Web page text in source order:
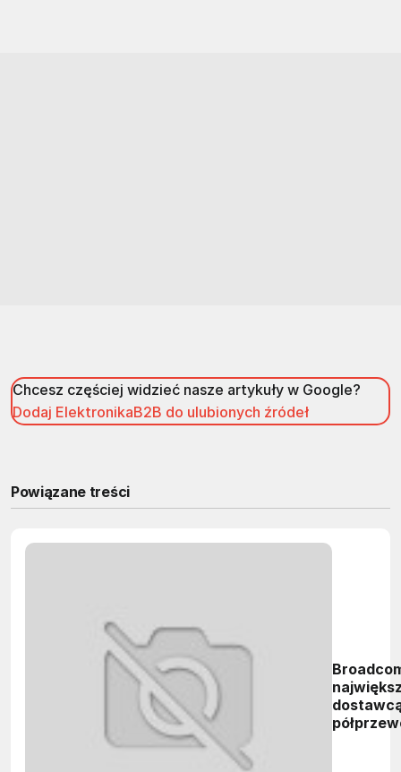
Chcesz częściej widzieć nasze artykuły w Google?
Dodaj ElektronikaB2B do ulubionych źródeł
Powiązane treści